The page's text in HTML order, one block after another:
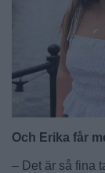
Och Erika får
– Det är så fina